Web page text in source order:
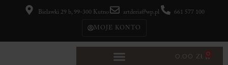
MOJE KONTO
Bielawki 29 b, 99-300 Kutno artderia@wp.pl 661 577 100
0,00 ZŁ 0